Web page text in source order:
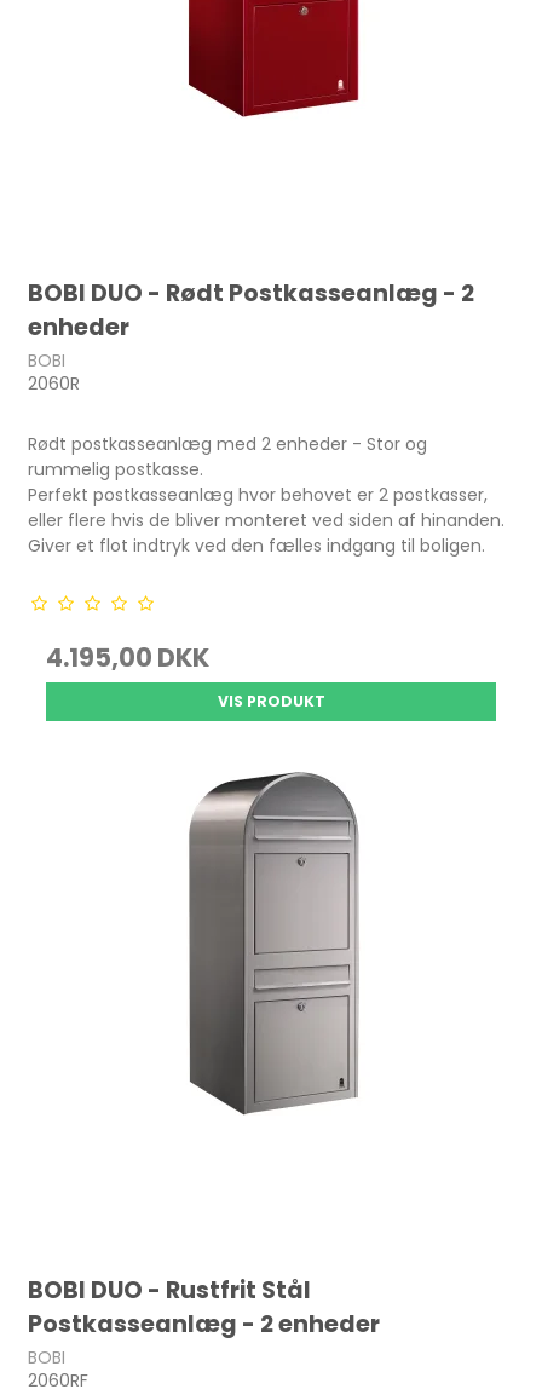
BOBI DUO - Rødt Postkasseanlæg - 2
enheder
BOBI
2060R
Rødt postkasseanlæg med 2 enheder - Stor og
rummelig postkasse.
Perfekt postkasseanlæg hvor behovet er 2 postkasser,
eller flere hvis de bliver monteret ved siden af hinanden.
Giver et flot indtryk ved den fælles indgang til boligen.
4.195,00 DKK
VIS PRODUKT
BOBI DUO - Rustfrit Stål
Postkasseanlæg - 2 enheder
BOBI
2060RF